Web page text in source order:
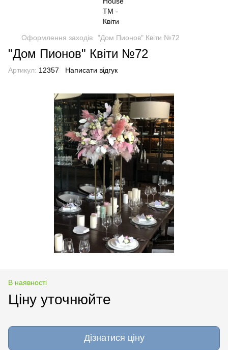
Оформлення заходів "Дом Пионов" Квіти №72
"Дом Пионов" Квіти №72
Артикул: 12357 Написати відгук
В наявності
Ціну уточнюйте
Дізнатися ціну